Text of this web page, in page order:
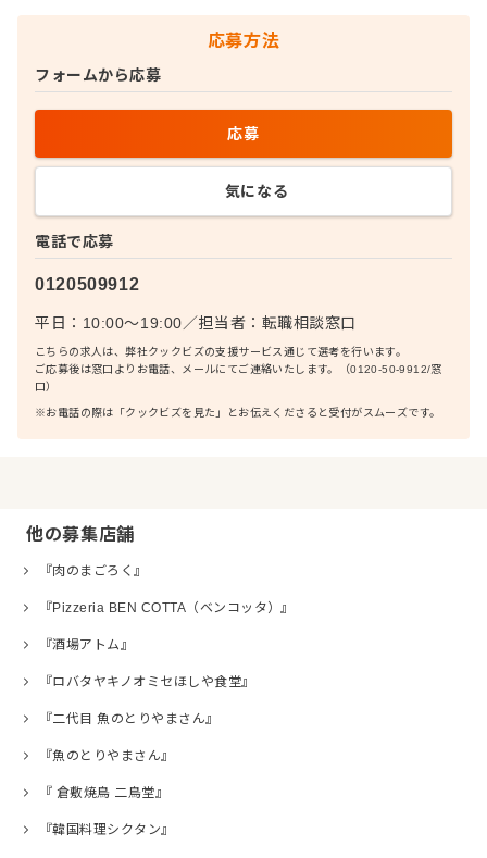
応募方法
電話で応募
0120509912
平日：10:00〜19:00／担当者： 転職相談窓口
こちらの求人は、弊社クックビズの支援サービス通じて選考を行います。
ご応募後は窓口よりお電話、メールにてご連絡いたします。（0120-50-9912/窓
口）
※お電話の際は「クックビズを見た」とお伝えくださると受付がスムーズです。
フォームから応募
応募
気になる
他の募集店舗
『肉のまごろく』
『Pizzeria BEN COTTA（ベンコッタ）』
『酒場アトム』
『ロバタヤキノオミセほしや食堂』
『二代目 魚のとりやまさん』
『魚のとりやまさん』
『 倉敷焼鳥 二鳥堂』
『韓国料理シクタン』